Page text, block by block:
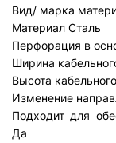
Вид/ марка
Материал Сталь
Перфорация в
Ширина
Высота
Изменение
Подходит для
Да